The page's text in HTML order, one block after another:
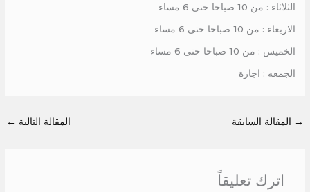
الثلاثاء : من 10 صباحا حتى 6 مساء
الاربعاء : من 10 صباحا حتى 6 مساء
الخميس : من 10 صباحا حتى 6 مساء
الجمعه : اجازة
→ المقالة السابقة المقالة التالية ←
اترك تعليقاً